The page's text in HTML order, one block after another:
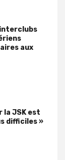
aux
la JSK est
difficiles »